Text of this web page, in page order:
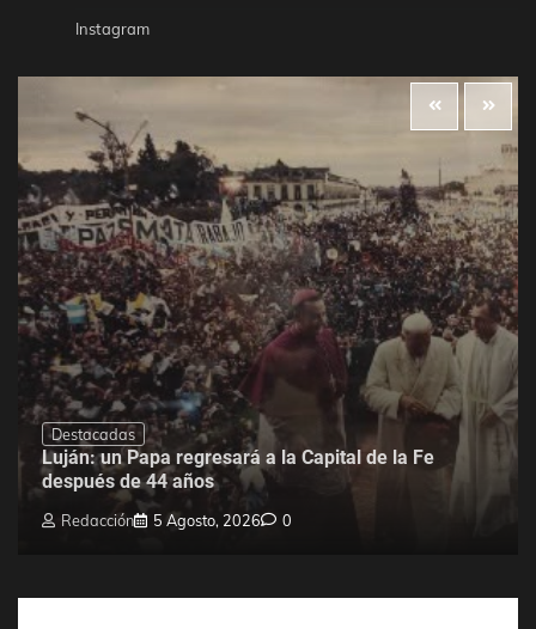
Instagram
Destacadas
Luján: un Papa regresará a la Capital de la Fe
después de 44 años
Redacción 5 Agosto, 2026 0